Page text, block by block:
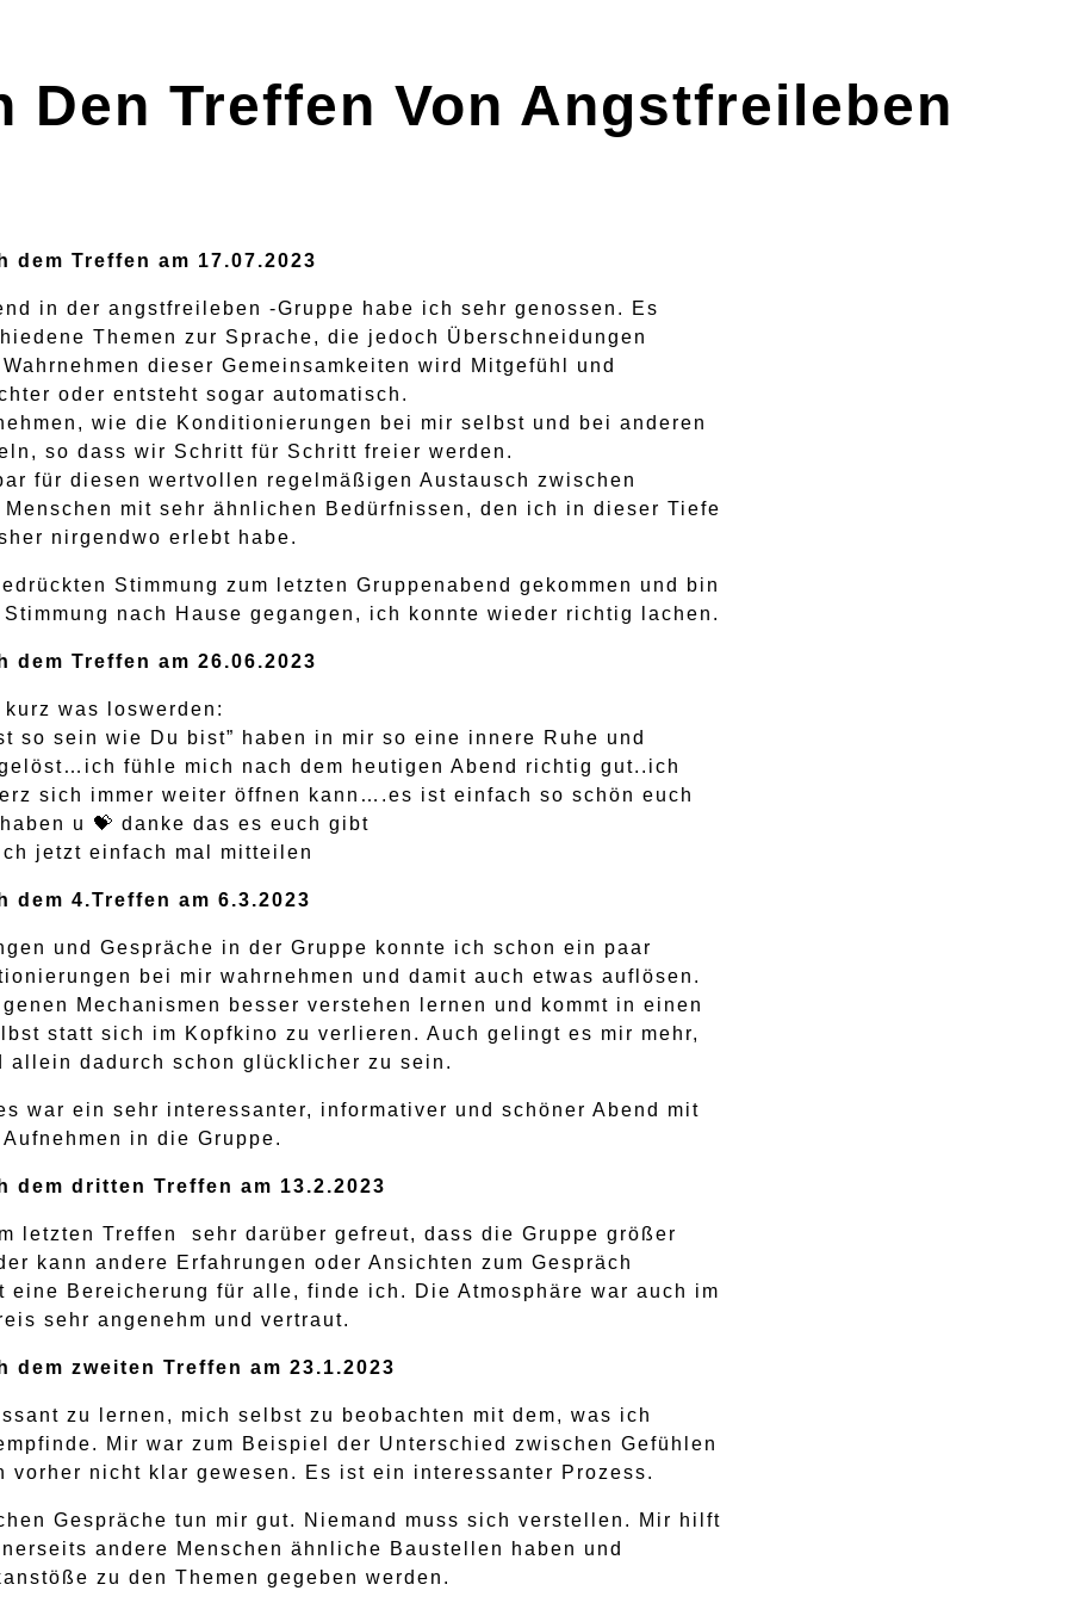
Den Treffen Von Angstfreileben
dem Treffen am 17.07.2023
in der angstfreileben -Gruppe habe ich sehr genossen. Es
Themen zur Sprache, die jedoch Überschneidungen
dieser Gemeinsamkeiten wird Mitgefühl und
oder entsteht sogar automatisch.
wie die Konditionierungen bei mir selbst und bei anderen
so dass wir Schritt für Schritt freier werden.
für diesen wertvollen regelmäßigen Austausch zwischen
mit sehr ähnlichen Bedürfnissen, den ich in dieser Tiefe
nirgendwo erlebt habe.
Stimmung zum letzten Gruppenabend gekommen und bin
nach Hause gegangen, ich konnte wieder richtig lachen.
dem Treffen am 26.06.2023
was loswerden:
so sein wie Du bist” haben in mir so eine innere Ruhe und
fühle mich nach dem heutigen Abend richtig gut..ich
sich immer weiter öffnen kann….es ist einfach so schön euch
u 💝 danke das es euch gibt
jetzt einfach mal mitteilen
dem 4.Treffen am 6.3.2023
und Gespräche in der Gruppe konnte ich schon ein paar
bei mir wahrnehmen und damit auch etwas auflösen.
Mechanismen besser verstehen lernen und kommt in einen
statt sich im Kopfkino zu verlieren. Auch gelingt es mir mehr,
allein dadurch schon glücklicher zu sein.
war ein sehr interessanter, informativer und schöner Abend mit
in die Gruppe.
dem dritten Treffen am 13.2.2023
letzten Treffen sehr darüber gefreut, dass die Gruppe größer
kann andere Erfahrungen oder Ansichten zum Gespräch
eine Bereicherung für alle, finde ich. Die Atmosphäre war auch im
sehr angenehm und vertraut.
dem zweiten Treffen am 23.1.2023
zu lernen, mich selbst zu beobachten mit dem, was ich
Mir war zum Beispiel der Unterschied zwischen Gefühlen
vorher nicht klar gewesen. Es ist ein interessanter Prozess.
Gespräche tun mir gut. Niemand muss sich verstellen. Mir hilft
andere Menschen ähnliche Baustellen haben und
zu den Themen gegeben werden.